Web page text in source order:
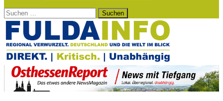
Suchen
nach: